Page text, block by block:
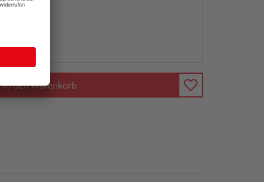
In den Warenkorb